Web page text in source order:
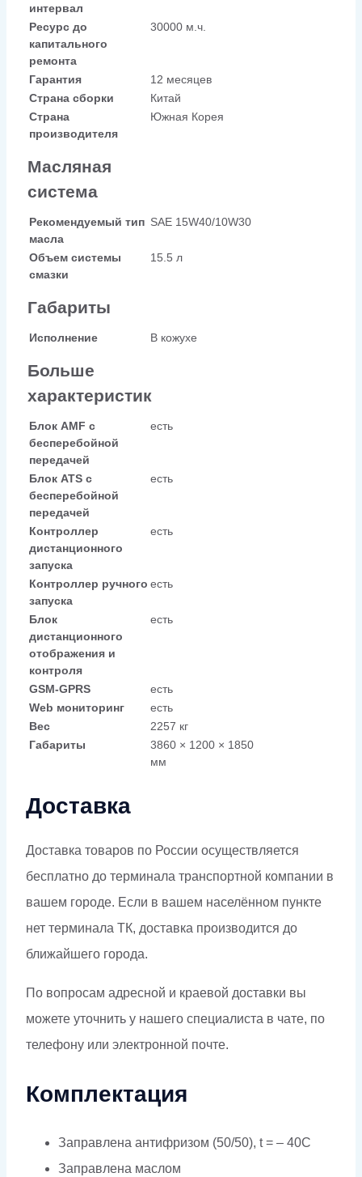
интервал
Ресурс до
капитального
ремонта
30000 м.ч.
Гарантия
12 месяцев
Страна сборки
Китай
Страна
производителя
Южная Корея
Масляная
система
Рекомендуемый тип
масла
SAE 15W40/10W30
Объем системы
смазки
15.5 л
Габариты
Исполнение В кожухе
Больше
характеристик
Блок AMF с
бесперебойной
передачей
есть
Блок ATS с
бесперебойной
передачей
есть
Контроллер
дистанционного
запуска
есть
Контроллер ручного
запуска
есть
Блок
дистанционного
отображения и
контроля
есть
GSM-GPRS
есть
Web мониторинг
есть
Вес
2257 кг
Габариты
3860 × 1200 × 1850
мм
Доставка
Доставка товаров по России осуществляется
бесплатно до терминала транспортной компании в
вашем городе. Если в вашем населённом пункте
нет терминала ТК, доставка производится до
ближайшего города.
По вопросам адресной и краевой доставки вы
можете уточнить у нашего специалиста в чате, по
телефону или электронной почте.
Комплектация
Заправлена антифризом (50/50), t = – 40C
Заправлена маслом